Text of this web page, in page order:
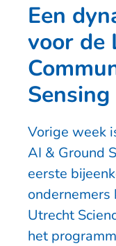
Een
voor de
Sensing
Vorige week
AI & Ground
eerste
Utrecht
het